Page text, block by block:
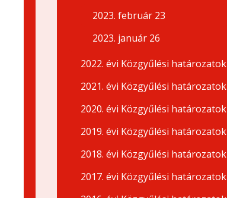
2023. február 23
2023. január 26
2022. évi Közgyűlési határozatok
2021. évi Közgyűlési határozatok
2020. évi Közgyűlési határozatok
2019. évi Közgyűlési határozatok
2018. évi Közgyűlési határozatok
2017. évi Közgyűlési határozatok